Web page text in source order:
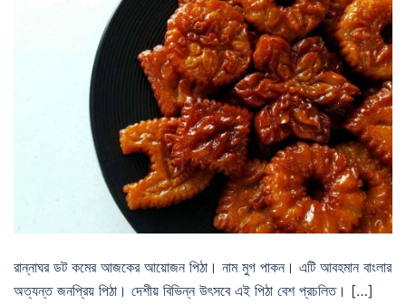
রান্নাঘর ডট কমের আজকের আয়োজন পিঠা। নাম মুগ পাকন। এটি আবহমান বাংলার
অত্যন্ত জনপ্রিয় পিঠা। দেশীয় বিভিন্ন উৎসবে এই পিঠা বেশ প্রচলিত। […]